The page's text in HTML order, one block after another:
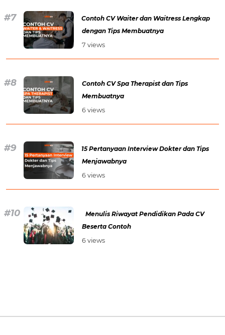
Contoh CV Waiter dan Waitress Lengkap
dengan Tips Membuatnya
7 views
Contoh CV Spa Therapist dan Tips
Membuatnya
6 views
15 Pertanyaan Interview Dokter dan Tips
Menjawabnya
6 views
Menulis Riwayat Pendidikan Pada CV
Beserta Contoh
6 views